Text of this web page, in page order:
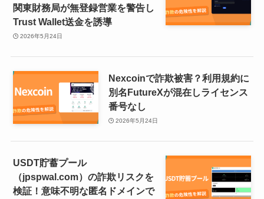
関東財務局が無登録営業を警告し
Trust Wallet送金を誘導
2026年5月24日
Nexcoinで詐欺被害？利用規約に
別名FutureXが混在しライセンス
番号なし
2026年5月24日
USDT貯蓄プール
（jpspwal.com）の詐欺リスクを
検証！意味不明な匿名ドメインで